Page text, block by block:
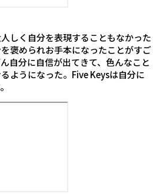
しく自分を表現することもなかった
褒められお手本になったことがすご
自分に自信が出てきて、色んなこと
ようになった。Five Keysは自分に